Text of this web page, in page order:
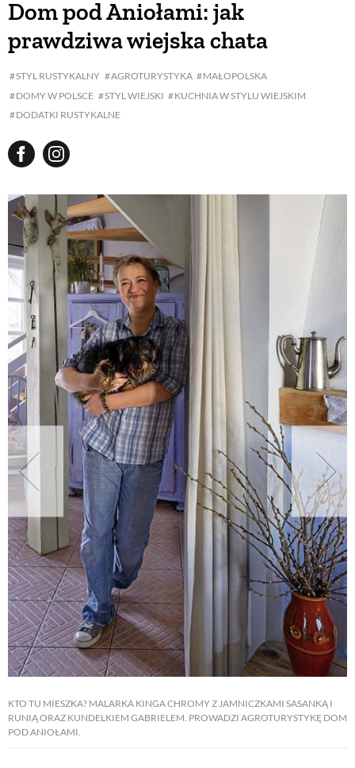
Dom pod Aniołami: jak
prawdziwa wiejska chata
STYL RUSTYKALNY AGROTURYSTYKA
MAŁOPOLSKA
DOMY W POLSCE
STYL WIEJSKI
KUCHNIA W STYLU WIEJSKIM
DODATKI RUSTYKALNE
KTO TU MIESZKA? MALARKA KINGA CHROMY Z JAMNICZKAMI SASANKĄ I
RUNIĄ ORAZ KUNDELKIEM GABRIELEM. PROWADZI AGROTURYSTYKĘ DOM
POD ANIOŁAMI.
BUDUJEMY DOM
OGRÓD
ROŚLINY OGRODOWE
PORADY
ZIELEŃ W DOMU
PROJEKTOWANIE OGRODU
NATURALNIE
URODA
NATURALNA APTECZKA
DLA DOMU
EKO ŻYCIE
PRZYRODA
ZWIERZĘTA DOMOWE